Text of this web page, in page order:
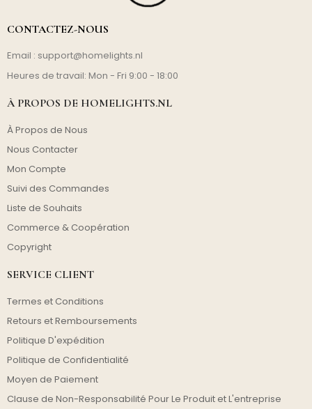
CONTACTEZ-NOUS
Email : support@homelights.nl
Heures de travail: Mon - Fri 9:00 - 18:00
À PROPOS DE HOMELIGHTS.NL
À Propos de Nous
Nous Contacter
Mon Compte
Suivi des Commandes
Liste de Souhaits
Commerce & Coopération
Copyright
SERVICE CLIENT
Termes et Conditions
Retours et Remboursements
Politique D'expédition
Politique de Confidentialité
Moyen de Paiement
Clause de Non-Responsabilité Pour Le Produit et L'entreprise